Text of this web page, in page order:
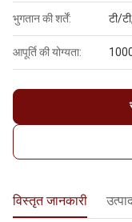
भुगतान की शर्तें: टी/
आपूर्ति की योग्यता:
विस्तृत जानकारी